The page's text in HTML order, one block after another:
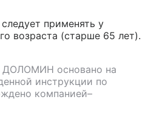
следует применять у
возраста (старше 65 лет).
ДОЛОМИН основано на
инструкции по
компанией–